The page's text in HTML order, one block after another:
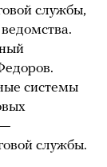
службы,
системы
—
службы.